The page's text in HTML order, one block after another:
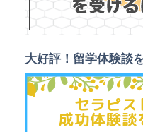
大好評！留学体験談